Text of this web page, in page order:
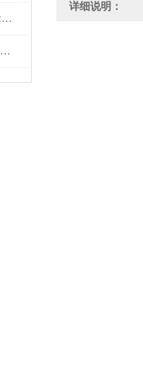
注水肉检测仪器好不好用@2022【新品上市】智能注水肉检测仪器上市
农药残留检测仪厂家哪家好@推荐云唐全自动农药残留检测仪
详细说明：